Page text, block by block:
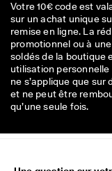
Votre 10€ code est
sur un achat unique
remise en ligne. La
promotionnel ou à
soldés de la boutique
utilisation
ne s’applique que
et ne peut être
qu’une seule fois.